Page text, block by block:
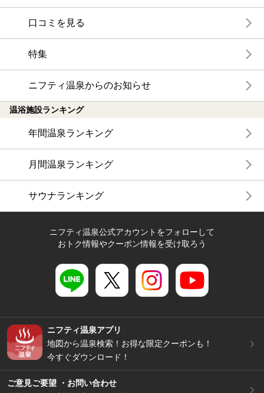
口コミを見る
特集
ニフティ温泉からのお知らせ
温浴施設ランキング
年間温泉ランキング
月間温泉ランキング
サウナランキング
ニフティ温泉公式アカウントをフォローして
おトク情報やクーポン情報を受け取ろう
ニフティ温泉アプリ
地図から温泉検索！お得な限定クーポンも！
今すぐダウンロード！
ご意見ご要望 ・お問い合わせ